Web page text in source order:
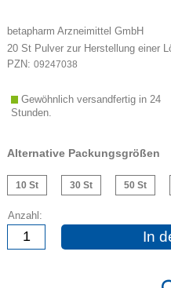
betapharm Arzneimittel GmbH
20 St Pulver zur Herstellung einer
PZN: 09247038
Gewöhnlich versandfertig in 24
Stunden.
Alternative Packungsgrößen
10 St 30 St 50 St
Anzahl:
In